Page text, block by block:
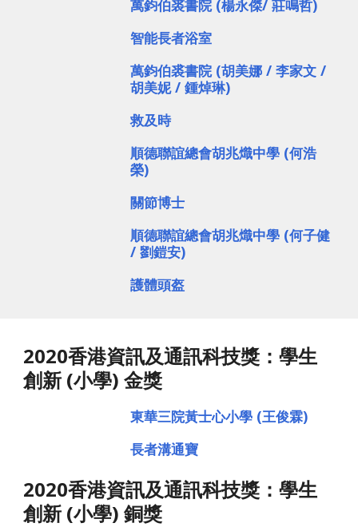
萬鈞伯裘書院 (楊永傑/ 莊鳴哲)
智能長者浴室
萬鈞伯裘書院 (胡美娜 / 李家文 /
胡美妮 / 鍾焯琳)
救及時
順德聯誼總會胡兆熾中學 (何浩
榮)
關節博士
順德聯誼總會胡兆熾中學 (何子健
/ 劉鎧安)
護體頭盔
2020香港資訊及通訊科技獎：學生
創新 (小學) 金獎
東華三院黃士心小學 (王俊霖)
長者溝通寶
2020香港資訊及通訊科技獎：學生
創新 (小學) 銅獎